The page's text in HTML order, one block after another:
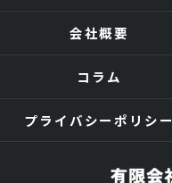
会社概要
コラム
プライバシーポリシー